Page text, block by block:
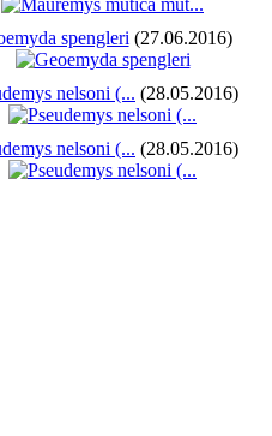
spengleri (27.06.2016)
nelsoni (... (28.05.2016)
nelsoni (... (28.05.2016)